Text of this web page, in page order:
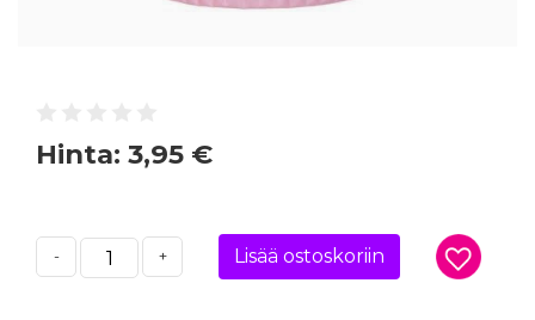
Hinta: 3,95 €
- + Lisää ostoskoriin